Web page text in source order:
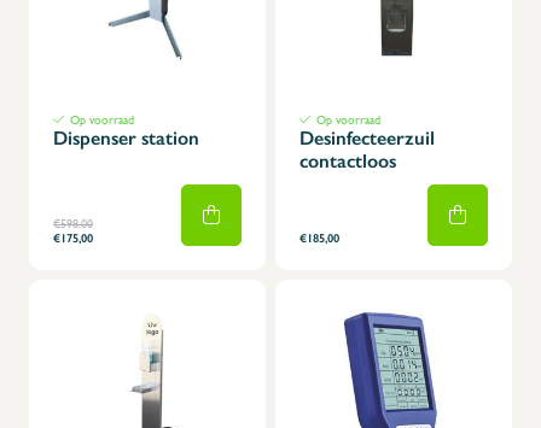
Op voorraad
Dispenser station
€598,00
€175,00
Op voorraad
Desinfecteerzuil
contactloos
€185,00